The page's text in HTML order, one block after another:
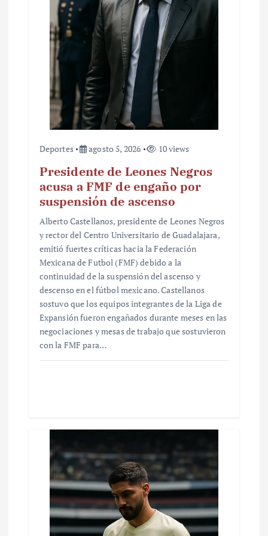
Deportes agosto 5, 2026 10 views
Presidente de Leones Negros
acusa a FMF de engaño por
suspensión de ascenso
Alberto Castellanos, presidente de Leones Negros
y rector del Centro Universitario de Guadalajara,
emitió fuertes críticas hacia la Federación
Mexicana de Futbol (FMF) debido a la
continuidad de la suspensión del ascenso y
descenso en el fútbol mexicano. Castellanos
sostuvo que los equipos integrantes de la Liga de
Expansión fueron engañados durante meses en las
negociaciones y mesas de trabajo que sostuvieron
con la FMF para…